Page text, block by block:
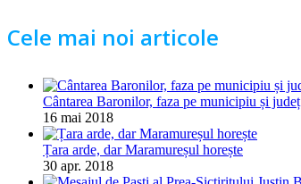
Cele mai noi articole
Cântarea Baronilor, faza pe municipiu și județ
16 mai 2018
Țara arde, dar Maramureșul horește
30 apr. 2018